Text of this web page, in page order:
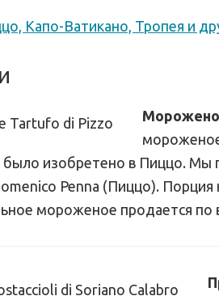
Капо-Ватикано, Тропея и
было изобретено в Пиццо.
Penna (Пиццо). Порция
мороженое продается по